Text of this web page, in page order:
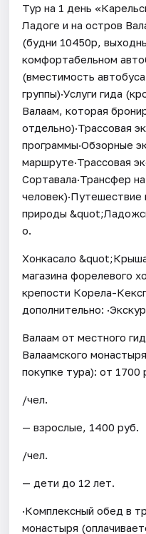
Тур на 1 день
Ладоге и на остров
(будни 10450р,
комфортабельном
(вместимость
группы)·Услуги гида
Валаам, которая
отдельно)·Трассовая
программы·Обзорные
маршруте·Трассовая
Сортавала·Трансфер
человек)·Путешествие
природы
о.
Хонкасало
магазина форелевого
крепости Корела-
дополнительно:
Валаам от местного
Валаамского
покупке тура): от 1700
/чел.
— взрослые, 1400 руб.
/чел.
— дети до 12 лет.
·Комплексный обед в
монастыря